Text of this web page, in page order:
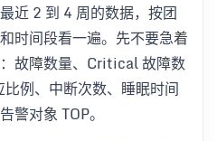
近 2 到 4 周的数据，按团
时间段看一遍。先不要急着
故障数量、Critical 故障数
例、中断次数、睡眠时间
警对象 TOP。